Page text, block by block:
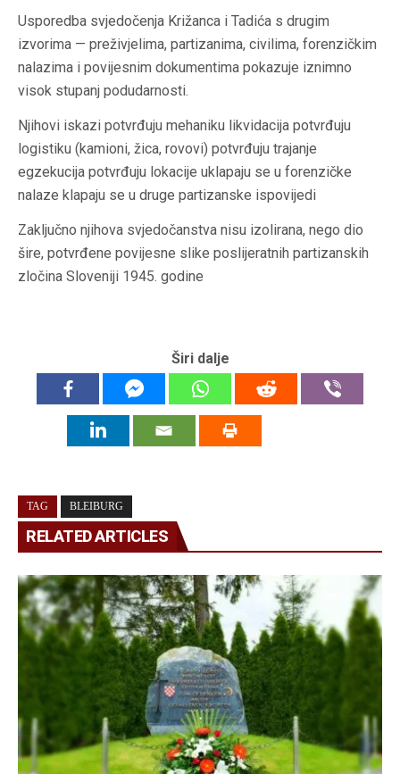
Usporedba svjedočenja Križanca i Tadića s drugim
izvorima — preživjelima, partizanima, civilima, forenzičkim
nalazima i povijesnim dokumentima pokazuje iznimno
visok stupanj podudarnosti.
Njihovi iskazi potvrđuju mehaniku likvidacija potvrđuju
logistiku (kamioni, žica, rovovi) potvrđuju trajanje
egzekucija potvrđuju lokacije uklapaju se u forenzičke
nalaze klapaju se u druge partizanske ispovijedi
Zaključno njihova svjedočanstva nisu izolirana, nego dio
šire, potvrđene povijesne slike poslijeratnih partizanskih
zločina Sloveniji 1945. godine
Širi dalje
TAG BLEIBURG
RELATED ARTICLES